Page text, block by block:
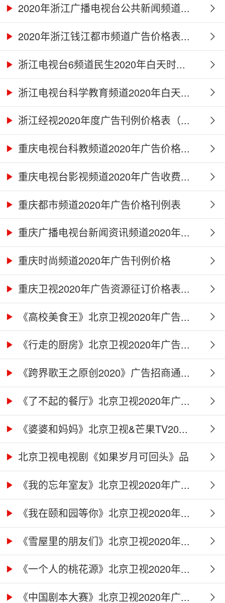
2020年浙江广播电视台公共新闻频道...
2020年浙江钱江都市频道广告价格表...
浙江电视台6频道民生2020年白天时...
浙江电视台科学教育频道2020年白天...
浙江经视2020年度广告刊例价格表（...
重庆电视台科教频道2020年广告价格...
重庆电视台影视频道2020年广告收费...
重庆都市频道2020年广告价格刊例表
重庆广播电视台新闻资讯频道2020年...
重庆时尚频道2020年广告刊例价格
重庆卫视2020年广告资源征订价格表...
《高校美食王》北京卫视2020年广告...
《行走的厨房》北京卫视2020年广告...
《跨界歌王之原创2020》广告招商通...
《了不起的餐厅》北京卫视2020年广...
《婆婆和妈妈》北京卫视&芒果TV20...
北京卫视电视剧《如果岁月可回头》品
牌...《我的忘年室友》北京卫视2020年广...
《我在颐和园等你》北京卫视2020年...
《雪屋里的朋友们》北京卫视2020年...
《一个人的桃花源》北京卫视2020年...
《中国剧本大赛》北京卫视2020年广...